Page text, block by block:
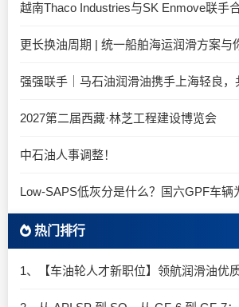
越南Thaco Industries与SK Enmove联手
2027第二届西藏·林芝工程建设博览会
中石油人事调整！
热门排行
1、【车油轮人才新职位】领航润滑油优